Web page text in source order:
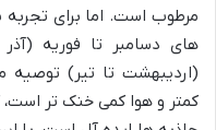
مرطوب است. اما برای تجربه
های دسامبر تا فوریه
(اردیبهشت تا تیر) توصیه
کمتر و هوا کمی خنک تر است،